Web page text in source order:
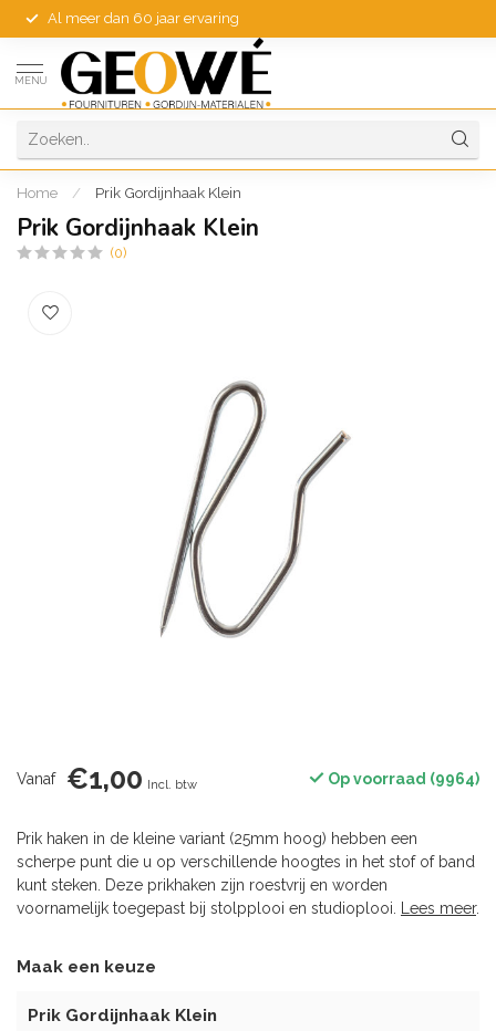
Al meer dan 60 jaar ervaring
MENU
Home / Prik Gordijnhaak Klein
Prik Gordijnhaak Klein
(0)
Vanaf €1,00 Incl. btw Op voorraad (9964)
Prik haken in de kleine variant (25mm hoog) hebben een
scherpe punt die u op verschillende hoogtes in het stof of band
kunt steken. Deze prikhaken zijn roestvrij en worden
voornamelijk toegepast bij stolpplooi en studioplooi.
Lees meer.
Maak een keuze
Prik Gordijnhaak Klein